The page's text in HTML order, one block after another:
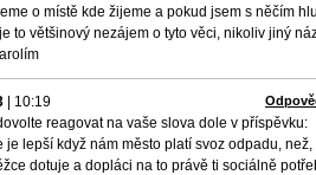
o místě kde žijeme a pokud jsem s něčím
to většinový nezájem o tyto věci, nikoliv jiný
10:19
reagovat na vaše slova dole v příspěvku:
je lepší když nám město platí svoz odpadu, než,
dotuje a dopláci na to právě ti sociálně